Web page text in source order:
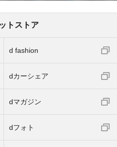
トストア
d fashion
dカーシェア
dマガジン
dフォト